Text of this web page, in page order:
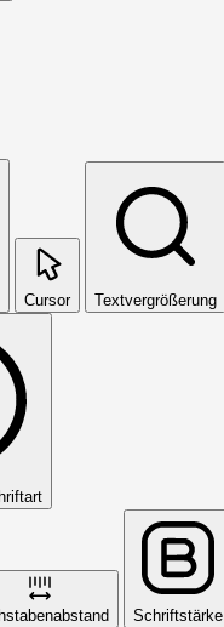
Cursor Textvergrößerung
Schriftstärke